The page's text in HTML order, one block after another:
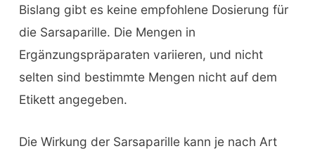
Bislang gibt es keine empfohlene Dosierung für
die Sarsaparille. Die Mengen in
Ergänzungspräparaten variieren, und nicht
selten sind bestimmte Mengen nicht auf dem
Etikett angegeben.
Die Wirkung der Sarsaparille kann je nach Art